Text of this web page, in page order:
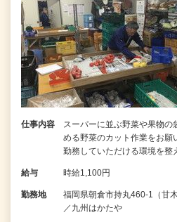
仕事内容
スーパーに並ぶ野菜や果物
める野菜のカット作業をお願
勤務していただける環境を整
給与 時給1,100円
勤務地
福岡県朝倉市持丸460-1（甘
／九州はかたや